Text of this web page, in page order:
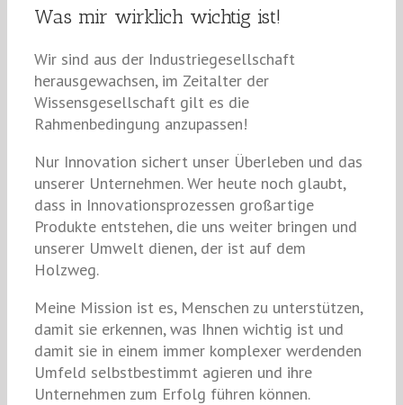
Was mir wirklich wichtig ist!
Wir sind aus der Industriegesellschaft
herausgewachsen, im Zeitalter der
Wissensgesellschaft gilt es die
Rahmenbedingung anzupassen!
Nur Innovation sichert unser Überleben und das
unserer Unternehmen. Wer heute noch glaubt,
dass in Innovationsprozessen großartige
Produkte entstehen, die uns weiter bringen und
unserer Umwelt dienen, der ist auf dem
Holzweg.
Meine Mission ist es, Menschen zu unterstützen,
damit sie erkennen, was Ihnen wichtig ist und
damit sie in einem immer komplexer werdenden
Umfeld selbstbestimmt agieren und ihre
Unternehmen zum Erfolg führen können.